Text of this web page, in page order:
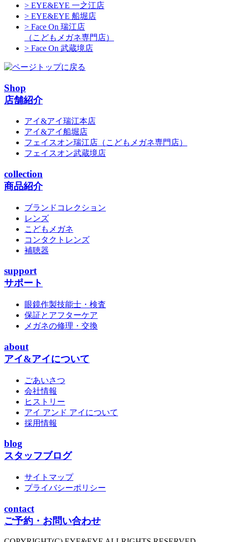
> EYE&EYE 一之江店
> EYE&EYE 船堀店
> Face On 瑞江店
（こどもメガネ専門店）
> Face On 武蔵境店
Shop
店舗紹介
アイ&アイ瑞江本店
アイ&アイ船堀店
フェイスオン瑞江店 （こどもメガネ専門店）
フェイスオン武蔵境店
collection
商品紹介
ブランドコレクション
レンズ
こどもメガネ
コンタクトレンズ
補聴器
support
サポート
眼鏡作製技能士・検査
保証とアフターケア
メガネの修理・交換
about
アイ&アイについて
ごあいさつ
会社情報
ヒストリー
アイ アンド アイについて
採用情報
blog
スタッフブログ
サイトマップ
プライバシーポリシー
contact
ご予約・お問い合わせ